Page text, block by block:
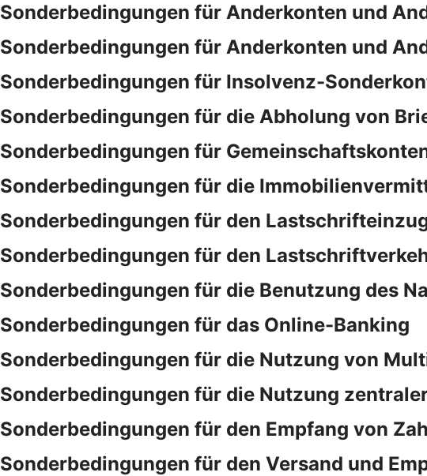
Sonderbedingungen für Anderkonten und
Sonderbedingungen für Anderkonten und
Sonderbedingungen für Insolvenz-
Sonderbedingungen für die Abholung von
Sonderbedingungen für
Sonderbedingungen für die
Sonderbedingungen für den
Sonderbedingungen für den
Sonderbedingungen für die Benutzung des
Sonderbedingungen für das Online-Banking
Sonderbedingungen für die Nutzung von
Sonderbedingungen für die Nutzung
Sonderbedingungen für den Empfang von
Sonderbedingungen für den Versand und